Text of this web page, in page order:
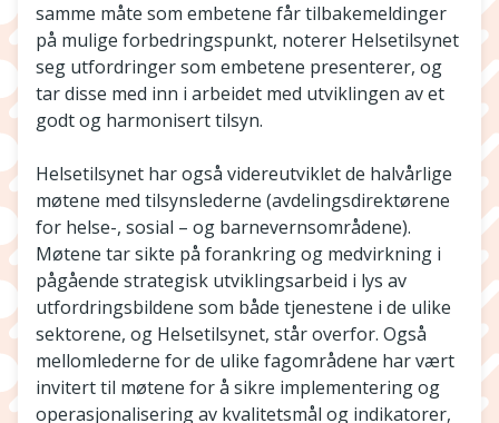
samme måte som embetene får tilbakemeldinger
på mulige forbedringspunkt, noterer Helsetilsynet
seg utfordringer som embetene presenterer, og
tar disse med inn i arbeidet med utviklingen av et
godt og harmonisert tilsyn.
Helsetilsynet har også videreutviklet de halvårlige
møtene med tilsynslederne (avdelingsdirektørene
for helse-, sosial – og barnevernsområdene).
Møtene tar sikte på forankring og medvirkning i
pågående strategisk utviklingsarbeid i lys av
utfordringsbildene som både tjenestene i de ulike
sektorene, og Helsetilsynet, står overfor. Også
mellomlederne for de ulike fagområdene har vært
invitert til møtene for å sikre implementering og
operasjonalisering av kvalitetsmål og indikatorer,